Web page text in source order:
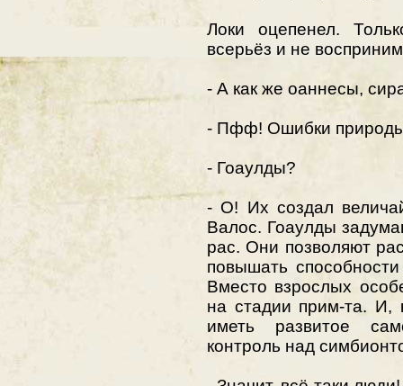
Локи оцепенел.
всерьёз и не
- А как же оаннесы,
- Пфф! Ошибки
- Гоаулды?
- О! Их создал
Валос. Гоаулды
рас. Они позволяют
повышать
Вместо взрослых
на стадии прим-та. И,
иметь развитое
контроль над